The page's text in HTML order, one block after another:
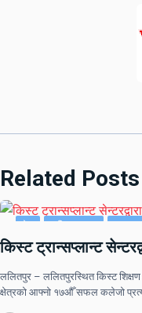
Related Posts
किस्ट ट्रान्सप्लान्ट
ललितपुर – ललितपुरस्थित किस्ट शिक्षण
क्षेत्रको आफ्नो १७औँ सफल कलेजो